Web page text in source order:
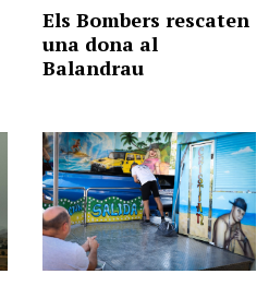
Els Bombers rescaten
una dona al
Balandrau